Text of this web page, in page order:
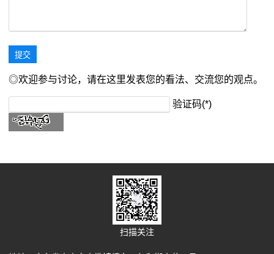
◎欢迎参与讨论，请在这里发表您的看法、交流您的观点。
验证码(*)
扫描关注